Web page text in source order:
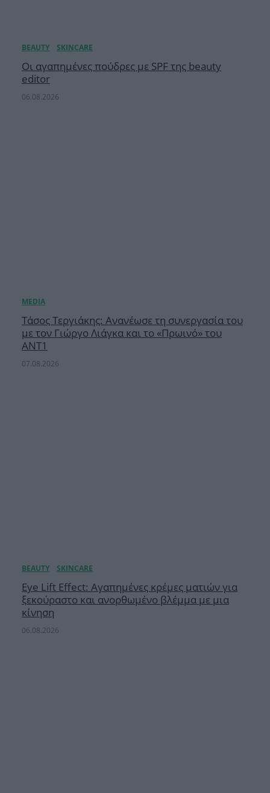
Οι αγαπημένες πούδρες με SPF της beauty
editor
06.08.2026
Τάσος Τεργιάκης: Ανανέωσε τη συνεργασία του
με τον Γιώργο Λιάγκα και το «Πρωινό» του
ΑΝΤ1
07.08.2026
Eye Lift Effect: Αγαπημένες κρέμες ματιών για
ξεκούραστο και ανορθωμένο βλέμμα με μια
κίνηση
06.08.2026